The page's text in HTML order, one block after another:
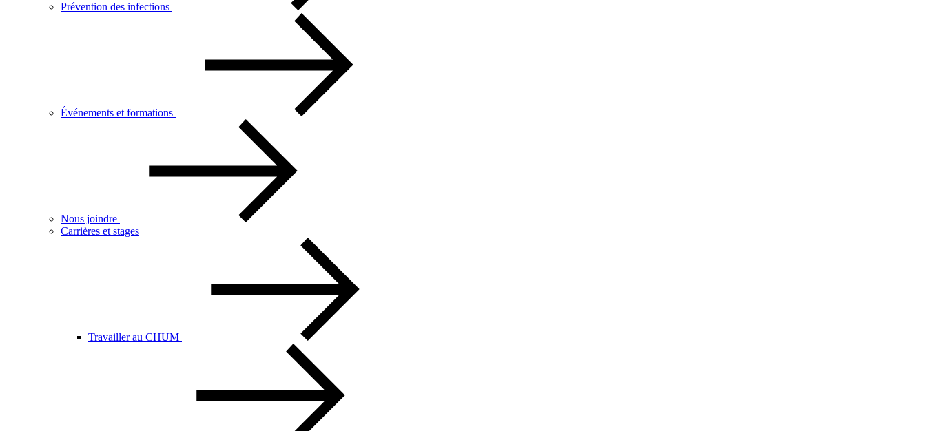
Prévention des infections
Événements et formations
Nous joindre
Carrières et stages
Travailler au CHUM